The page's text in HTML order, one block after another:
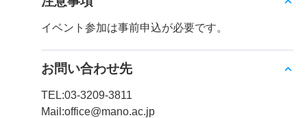
イベント参加は事前申込が必要です。
お問い合わせ先
TEL:03-3209-3811
Mail:office@mano.ac.jp